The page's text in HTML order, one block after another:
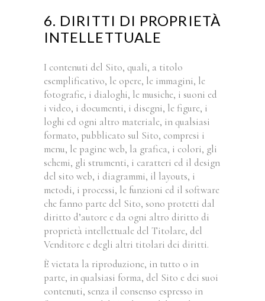
6. DIRITTI DI PROPRIETÀ
INTELLETTUALE
I contenuti del Sito, quali, a titolo
esemplificativo, le opere, le immagini, le
fotografie, i dialoghi, le musiche, i suoni ed
i video, i documenti, i disegni, le figure, i
loghi ed ogni altro materiale, in qualsiasi
formato, pubblicato sul Sito, compresi i
menu, le pagine web, la grafica, i colori, gli
schemi, gli strumenti, i caratteri ed il design
del sito web, i diagrammi, il layouts, i
metodi, i processi, le funzioni ed il software
che fanno parte del Sito, sono protetti dal
diritto d’autore e da ogni altro diritto di
proprietà intellettuale del Titolare, del
Venditore e degli altri titolari dei diritti.
È vietata la riproduzione, in tutto o in
parte, in qualsiasi forma, del Sito e dei suoi
contenuti, senza il consenso espresso in